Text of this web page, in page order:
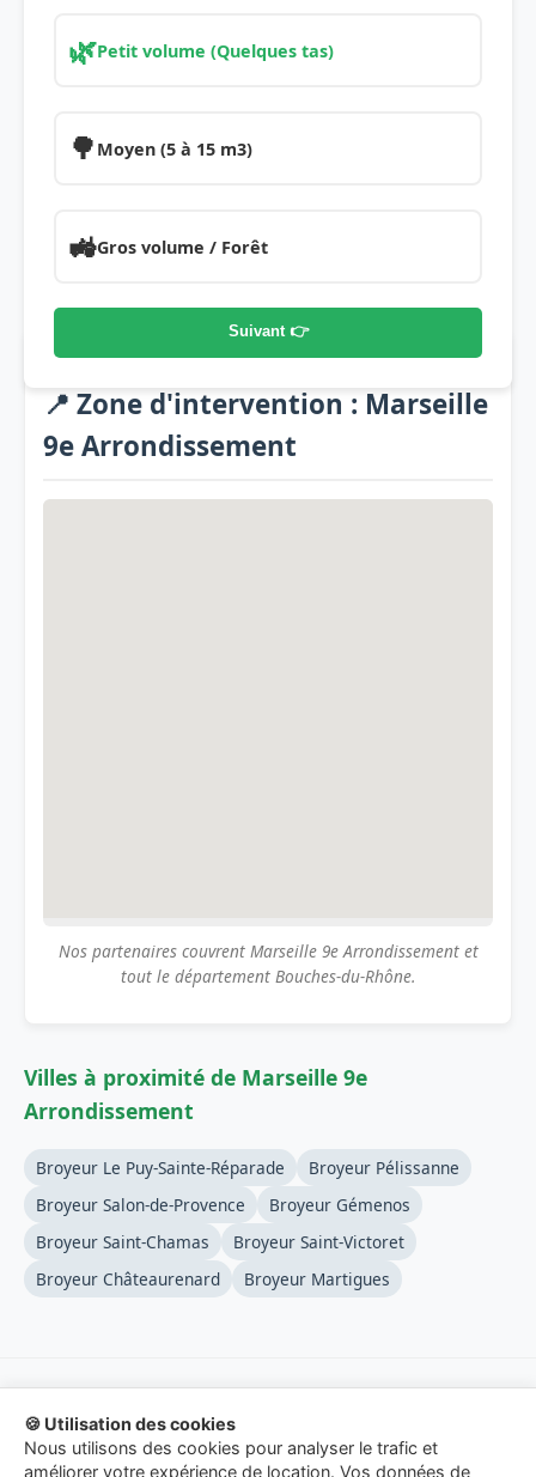
🌿Petit volume (Quelques tas)
🌳 Moyen (5 à 15 m3)
🚜Gros volume / Forêt
Suivant 👉
📍 Zone d'intervention : Marseille
9e Arrondissement
Nos partenaires couvrent Marseille 9e Arrondissement et
tout le département Bouches-du-Rhône.
Villes à proximité de Marseille 9e
Arrondissement
Broyeur Le Puy-Sainte-Réparade
Broyeur Pélissanne
Broyeur Salon-de-Provence
Broyeur Gémenos
Broyeur Saint-Chamas
Broyeur Saint-Victoret
Broyeur Châteaurenard
Broyeur Martigues
© 2026 Location-Broyeur-Branches.fr - Service de mise en
relation.
🍪 Utilisation des cookies
Nous utilisons des cookies pour analyser le trafic et
améliorer votre expérience de location. Vos données de